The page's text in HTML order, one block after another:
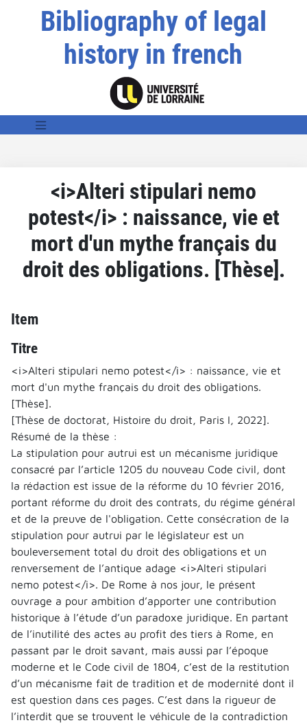
Bibliography of legal
history in french
<i>Alteri stipulari nemo
potest</i> : naissance, vie et
mort d'un mythe français du
droit des obligations. [Thèse].
Item
Titre
<i>Alteri stipulari nemo potest</i> : naissance, vie et
mort d'un mythe français du droit des obligations.
[Thèse].
[Thèse de doctorat, Histoire du droit, Paris I, 2022].
Résumé de la thèse :
La stipulation pour autrui est un mécanisme juridique
consacré par l’article 1205 du nouveau Code civil, dont
la rédaction est issue de la réforme du 10 février 2016,
portant réforme du droit des contrats, du régime général
et de la preuve de l'obligation. Cette consécration de la
stipulation pour autrui par le législateur est un
bouleversement total du droit des obligations et un
renversement de l’antique adage <i>Alteri stipulari
nemo potest</i>. De Rome à nos jour, le présent
ouvrage a pour ambition d’apporter une contribution
historique à l’étude d’un paradoxe juridique. En partant
de l’inutilité des actes au profit des tiers à Rome, en
passant par le droit savant, mais aussi par l’époque
moderne et le Code civil de 1804, c’est de la restitution
d’un mécanisme fait de tradition et de modernité dont il
est question dans ces pages. C’est dans la rigueur de
l’interdit que se trouvent le véhicule de la contradiction